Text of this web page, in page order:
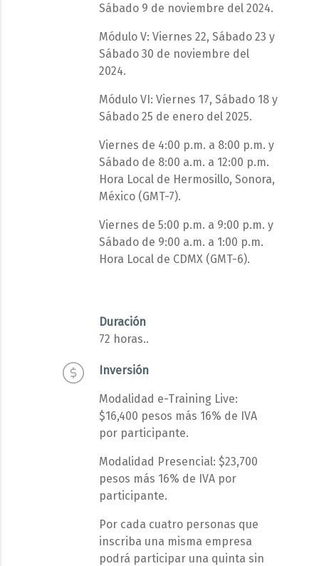
Sábado 9 de noviembre del 2024.
Módulo V: Viernes 22, Sábado 23 y
Sábado 30 de noviembre del
2024.
Módulo VI: Viernes 17, Sábado 18 y
Sábado 25 de enero del 2025.
Viernes de 4:00 p.m. a 8:00 p.m. y
Sábado de 8:00 a.m. a 12:00 p.m.
Hora Local de Hermosillo, Sonora,
México (GMT-7).
Viernes de 5:00 p.m. a 9:00 p.m. y
Sábado de 9:00 a.m. a 1:00 p.m.
Hora Local de CDMX (GMT-6).
Duración
72 horas..
Inversión
Modalidad e-Training Live:
$16,400 pesos más 16% de IVA
por participante.
Modalidad Presencial: $23,700
pesos más 16% de IVA por
participante.
Por cada cuatro personas que
inscriba una misma empresa
podrá participar una quinta sin